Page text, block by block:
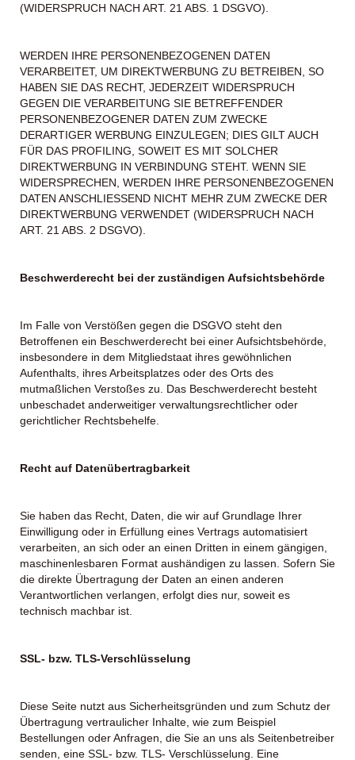
(WIDERSPRUCH NACH ART. 21 ABS. 1 DSGVO).
WERDEN IHRE PERSONENBEZOGENEN DATEN
VERARBEITET, UM DIREKTWERBUNG ZU BETREIBEN, SO
HABEN SIE DAS RECHT, JEDERZEIT WIDERSPRUCH
GEGEN DIE VERARBEITUNG SIE BETREFFENDER
PERSONENBEZOGENER DATEN ZUM ZWECKE
DERARTIGER WERBUNG EINZULEGEN; DIES GILT AUCH
FÜR DAS PROFILING, SOWEIT ES MIT SOLCHER
DIREKTWERBUNG IN VERBINDUNG STEHT. WENN SIE
WIDERSPRECHEN, WERDEN IHRE PERSONENBEZOGENEN
DATEN ANSCHLIESSEND NICHT MEHR ZUM ZWECKE DER
DIREKTWERBUNG VERWENDET (WIDERSPRUCH NACH
ART. 21 ABS. 2 DSGVO).
Beschwerderecht bei der zuständigen Aufsichtsbehörde
Im Falle von Verstößen gegen die DSGVO steht den
Betroffenen ein Beschwerderecht bei einer Aufsichtsbehörde,
insbesondere in dem Mitgliedstaat ihres gewöhnlichen
Aufenthalts, ihres Arbeitsplatzes oder des Orts des
mutmaßlichen Verstoßes zu. Das Beschwerderecht besteht
unbeschadet anderweitiger verwaltungsrechtlicher oder
gerichtlicher Rechtsbehelfe.
Recht auf Datenübertragbarkeit
Sie haben das Recht, Daten, die wir auf Grundlage Ihrer
Einwilligung oder in Erfüllung eines Vertrags automatisiert
verarbeiten, an sich oder an einen Dritten in einem gängigen,
maschinenlesbaren Format aushändigen zu lassen. Sofern Sie
die direkte Übertragung der Daten an einen anderen
Verantwortlichen verlangen, erfolgt dies nur, soweit es
technisch machbar ist.
SSL- bzw. TLS-Verschlüsselung
Diese Seite nutzt aus Sicherheitsgründen und zum Schutz der
Übertragung vertraulicher Inhalte, wie zum Beispiel
Bestellungen oder Anfragen, die Sie an uns als Seitenbetreiber
senden, eine SSL- bzw. TLS- Verschlüsselung. Eine